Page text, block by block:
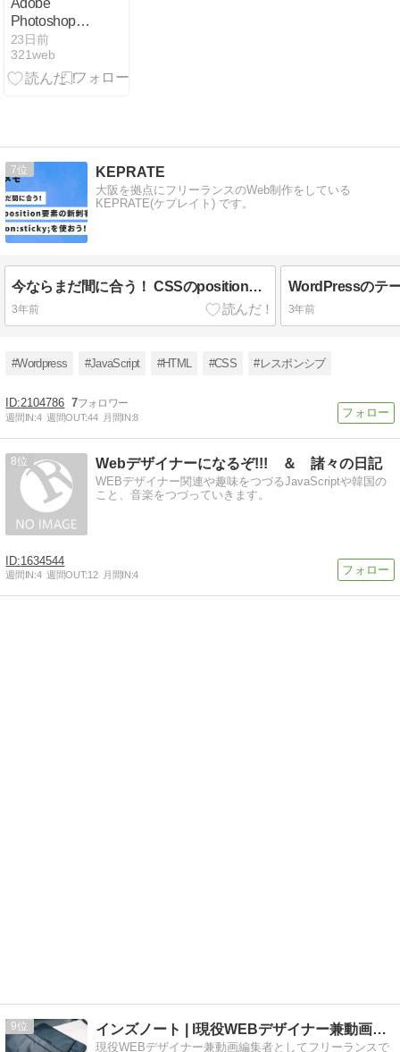
Photoshopで
動画生成する
方法｜画像か
ら動画を作る
23日前
321web
7 KEPRATE
大阪を拠点にフリーランスのWeb制作をしている
KEPRATE(ケプレイト) です。
今ならまだ間に合う！ CSSのposition要素の新刺客 position: sticky; を使おう！
3年前 3年前
#Wordpress #JavaScript #HTML #CSS #レスポンシブ
2104786 7
週間IN:4 週間OUT:44 月間IN:8
8 Webデザイナーになるぞ!!! ＆ 諸々の日記
WEBデザイナー関連や趣味をつづるJavaScriptや韓国の
こと、音楽をつづっていきます。
1634544
週間IN:4 週間OUT:12 月間IN:4
9 インズノート | l現役WEBデザイナー兼動画編集者
現役WEBデザイナー兼動画編集者としてフリーランスで